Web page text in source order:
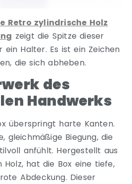
Retro zylindrische Holz
zeigt die Spitze dieser
ein Halter. Es ist ein Zeichen
die sich abheben.
des
Handwerks
überspringt harte Kanten.
gleichmäßige Biegung, die
anfühlt. Hergestellt aus
hat die Box eine tiefe,
Abdeckung. Dieser